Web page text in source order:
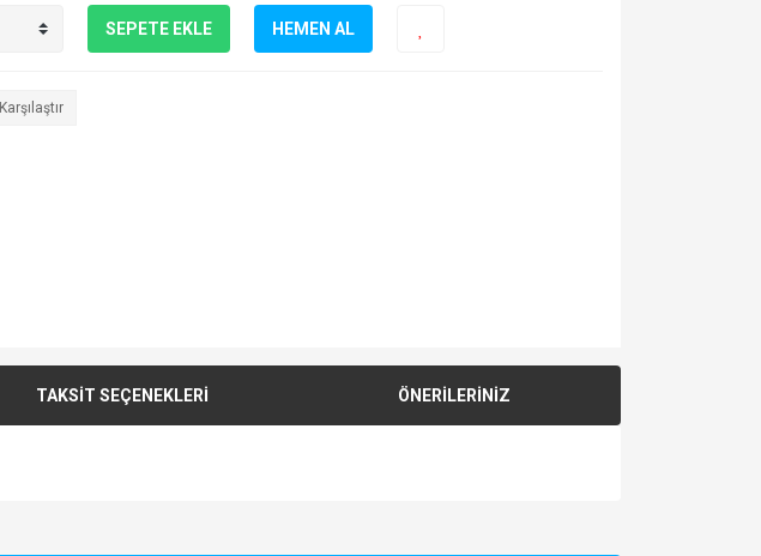
SEPETE EKLE HEMEN AL
Karşılaştır
TAKSİT SEÇENEKLERİ ÖNERİLERİNİZ